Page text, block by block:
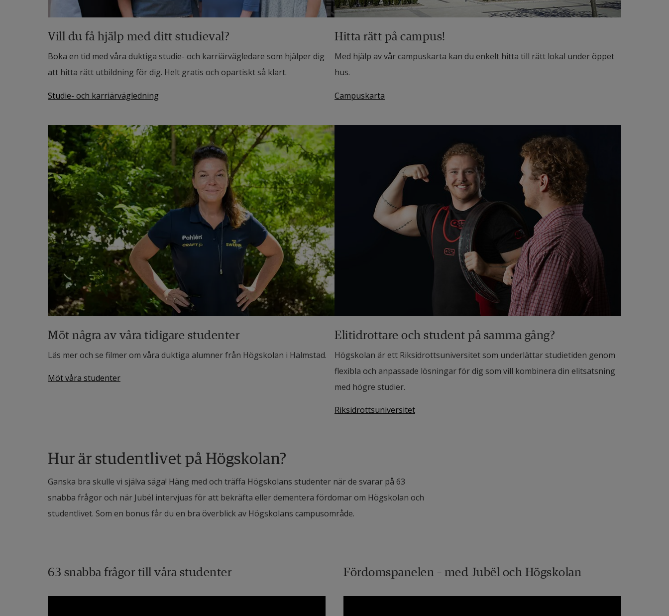
Vill du få hjälp med ditt studieval?
Boka en tid med våra duktiga studie- och karriärvägledare som hjälper dig
att hitta rätt utbildning för dig. Helt gratis och opartiskt så klart.
Studie- och karriärvägledning
Hitta rätt på campus!
Med hjälp av vår campuskarta kan du enkelt hitta till rätt lokal under öppet
hus.
Campuskarta
Möt några av våra tidigare studenter
Läs mer och se filmer om våra duktiga alumner från Högskolan i Halmstad.
Möt våra studenter
Elitidrottare och student på samma gång?
Högskolan är ett Riksidrottsuniversitet som underlättar studietiden genom
flexibla och anpassade lösningar för dig som vill kombinera din elitsatsning
med högre studier.
Riksidrottsuniversitet
Hur är studentlivet på Högskolan?
Ganska bra skulle vi själva säga! Häng med och träffa Högskolans studenter när de svarar på 63
snabba frågor och när Jubël intervjuas för att bekräfta eller dementera fördomar om Högskolan och
studentlivet. Som en bonus får du en bra överblick av Högskolans campusområde.
63 snabba frågor till våra studenter Fördomspanelen – med Jubël och Högskolan